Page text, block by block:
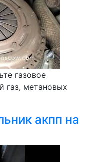
газовое
газ, метановых
акпп на